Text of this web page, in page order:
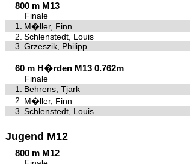
800 m M13
Finale
1.
M�ller, Finn
2. Schlenstedt, Louis
3. Grzeszik, Philipp
60 m H�rden M13 0.762m
Finale
1.
Behrens, Tjark
2. M�ller, Finn
3. Schlenstedt, Louis
Jugend M12
800 m M12